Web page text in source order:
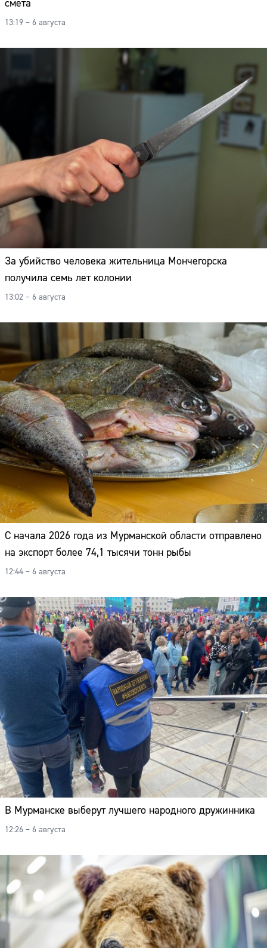
смёта
13:19 – 6 августа
За убийство человека жительница Мончегорска
получила семь лет колонии
13:02 – 6 августа
С начала 2026 года из Мурманской области отправлено
на экспорт более 74,1 тысячи тонн рыбы
12:44 – 6 августа
В Мурманске выберут лучшего народного дружинника
12:26 – 6 августа